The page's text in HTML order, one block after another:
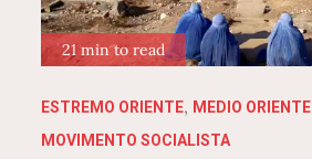
21 min to read
ESTREMO ORIENTE
MEDIO ORIENTE
MOVIMENTO SOCIALISTA